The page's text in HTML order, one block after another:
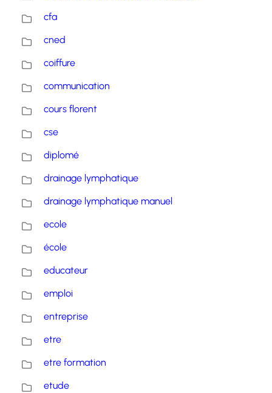
cfa
cned
coiffure
communication
cours florent
cse
diplomé
drainage lymphatique
drainage lymphatique manuel
ecole
école
educateur
emploi
entreprise
etre
etre formation
etude